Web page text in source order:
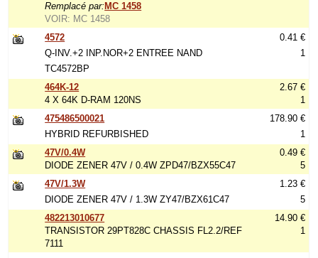
Remplacé par: MC 1458
VOIR: MC 1458
4572
Q-INV.+2 INP.NOR+2 ENTREE NAND
TC4572BP
0.41 €
1
464K-12
4 X 64K D-RAM 120NS
2.67 €
1
475486500021
HYBRID REFURBISHED
178.90 €
1
47V/0.4W
DIODE ZENER 47V / 0.4W ZPD47/BZX55C47
0.49 €
5
47V/1.3W
DIODE ZENER 47V / 1.3W ZY47/BZX61C47
1.23 €
5
482213010677
TRANSISTOR 29PT828C CHASSIS FL2.2/REF
7111
14.90 €
1